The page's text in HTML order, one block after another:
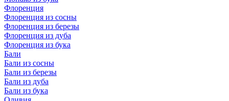
Флоренция
Флоренция из сосны
Флоренция из березы
Флоренция из дуба
Флоренция из бука
Бали
Бали из сосны
Бали из березы
Бали из дуба
Бали из бука